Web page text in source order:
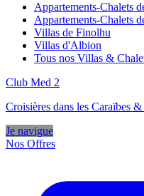
Appartements-Chalets
Appartements-Chalets
Villas de Finolhu
Villas d'Albion
Tous nos Villas &
Club Med 2
Croisières dans les Caraïbes
Je navigue
Nos Offres